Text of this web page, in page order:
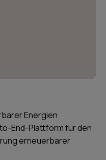
Energien
End-Plattform für den
erneuerbarer